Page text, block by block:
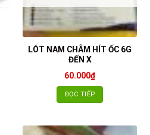
LÓT NAM CHÂM HÍT ỐC 6G
ĐẾN X
60.000₫
ĐỌC TIẾP